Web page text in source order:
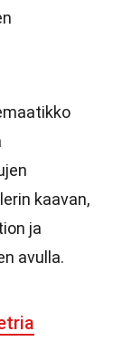
kaavan,
ja
avulla.